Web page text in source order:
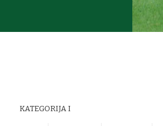
KATEGORIJA I